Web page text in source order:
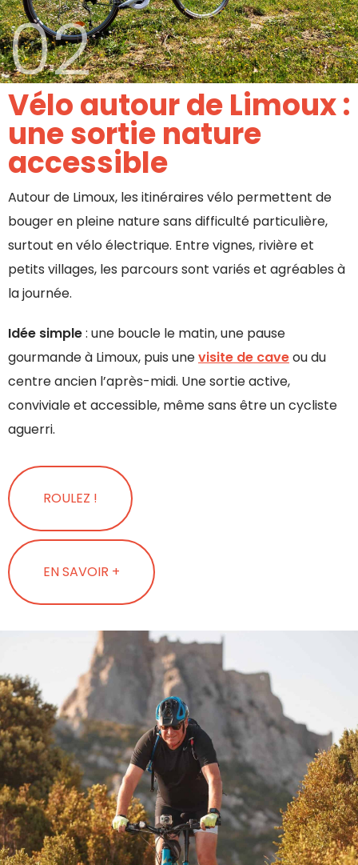
02
Vélo autour de Limoux :
une sortie nature
accessible
Autour de Limoux, les itinéraires vélo permettent de
bouger en pleine nature sans difficulté particulière,
surtout en vélo électrique. Entre vignes, rivière et
petits villages, les parcours sont variés et agréables à
la journée.
Idée simple: une boucle le matin, une pause
gourmande à Limoux, puis unevisite de caveou du
centre ancien l’après-midi. Une sortie active,
conviviale et accessible, même sans être un cycliste
aguerri.
ROULEZ !
EN SAVOIR +